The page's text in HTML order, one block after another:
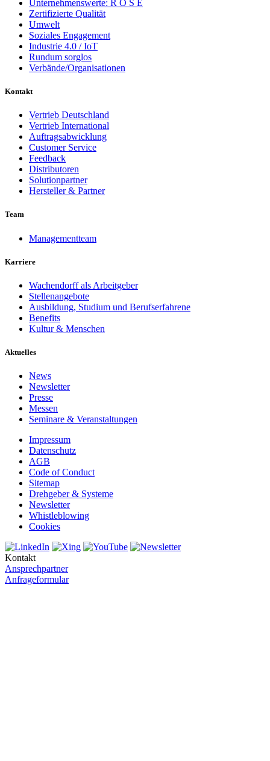
Unternehmenswerte: R O S E
Zertifizierte Qualität
Umwelt
Soziales Engagement
Industrie 4.0 / IoT
Rundum sorglos
Verbände/Organisationen
Kontakt
Vertrieb Deutschland
Vertrieb International
Auftragsabwicklung
Customer Service
Feedback
Distributoren
Solutionpartner
Hersteller & Partner
Team
Managementteam
Karriere
Wachendorff als Arbeitgeber
Stellenangebote
Ausbildung, Studium und Berufserfahrene
Benefits
Kultur & Menschen
Aktuelles
News
Newsletter
Presse
Messen
Seminare & Veranstaltungen
Impressum
Datenschutz
AGB
Code of Conduct
Sitemap
Drehgeber & Systeme
Newsletter
Whistleblowing
Cookies
Kontakt
Ansprechpartner
Anfrageformular